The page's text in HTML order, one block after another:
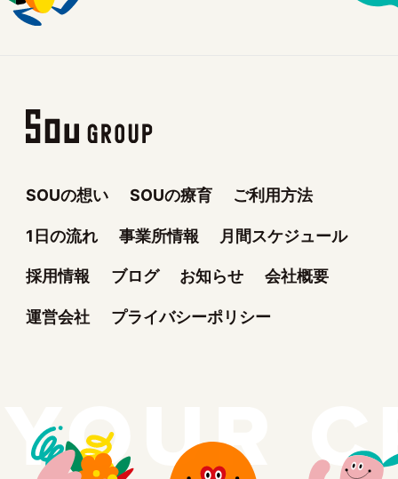
SOUの想い SOUの療育 ご利用方法
1日の流れ 事業所情報 月間スケジュール
採用情報 ブログ お知らせ 会社概要
運営会社 プライバシーポリシー